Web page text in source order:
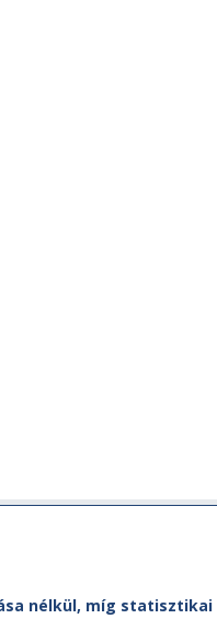
MÁVDIREKT:
nélkül, míg